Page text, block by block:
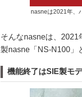
nasneは2021年、
そんなnasneは、2021
製nasne「NS-N100」
機能終了はSIE製モ